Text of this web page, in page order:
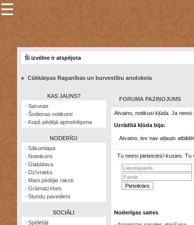
×
Šodienas
Visatcera
almanahs
☰
Šī izvēlne ir atspējota
● Cūkkārpas Raganības un burvestību arodskola
KAS JAUNS?
· Sarunas
· Šodienas notikumi
· Kopš pēdējā apmeklējuma
NODERĪGI
· Sākumlapa
· Noteikumi
· Glabātava
· Dzīvnieks
· Mani pēdējie raksti
· Grāmatzīmes
· Stundu pavedieni
SOCIĀLI
· Spēlētāji
FORUMA PAZIŅOJUMS
Atvaino, notikusi kļūda. Ja
Uzrādītā kļūda bija:
Atvaino, tev nav atļauts
Tu neesi pieteicies/-kusies. Tu
Noderīgas saites